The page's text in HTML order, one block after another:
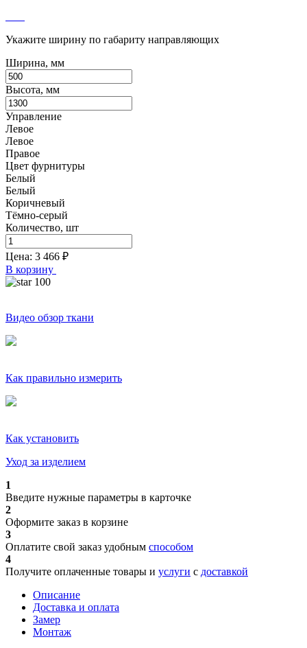
Укажите ширину по габариту направляющих
Ширина, мм
Высота, мм
Управление
Левое
Левое
Правое
Цвет фурнитуры
Белый
Белый
Коричневый
Тёмно-серый
Количество, шт
Цена: 3 466 ₽
В корзину
100
Видео обзор ткани
Как правильно измерить
Как установить
Уход за изделием
1
Введите нужные параметры в карточке
2
Оформите заказ в корзине
3
Оплатите свой заказ удобным способом
4
Получите оплаченные товары и услуги с доставкой
Описание
Доставка и оплата
Замер
Монтаж